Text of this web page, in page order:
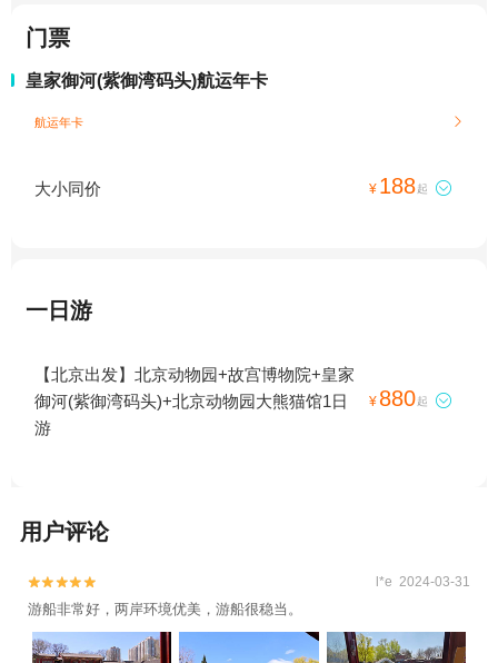
门票
皇家御河(紫御湾码头)航运年卡
航运年卡 
大小同价 ¥ 188起 
一日游
【北京出发】北京动物园+故宫博物院+皇家
御河(紫御湾码头)+北京动物园大熊猫馆1日
游
¥ 880起 
用户评论

 l*e 2024-03-31
游船非常好，两岸环境优美，游船很稳当。